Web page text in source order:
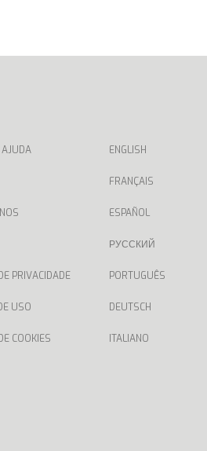
PRIVACIDADE
USO
COOKIES
ENGLISH
FRANÇAIS
ESPAÑOL
РУССКИЙ
PORTUGUÊS
DEUTSCH
ITALIANO